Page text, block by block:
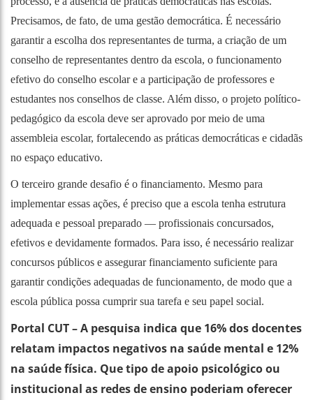
Precisamos, de fato, de uma gestão democrática. É necessário
garantir a escolha dos representantes de turma, a criação de um
conselho de representantes dentro da escola, o funcionamento
efetivo do conselho escolar e a participação de professores e
estudantes nos conselhos de classe. Além disso, o projeto político-
pedagógico da escola deve ser aprovado por meio de uma
assembleia escolar, fortalecendo as práticas democráticas e cidadãs
no espaço educativo.
O terceiro grande desafio é o financiamento. Mesmo para
implementar essas ações, é preciso que a escola tenha estrutura
adequada e pessoal preparado — profissionais concursados,
efetivos e devidamente formados. Para isso, é necessário realizar
concursos públicos e assegurar financiamento suficiente para
garantir condições adequadas de funcionamento, de modo que a
escola pública possa cumprir sua tarefa e seu papel social.
Portal CUT – A pesquisa indica que 16% dos docentes
relatam impactos negativos na saúde mental e 12%
na saúde física. Que tipo de apoio psicológico ou
institucional as redes de ensino poderiam oferecer